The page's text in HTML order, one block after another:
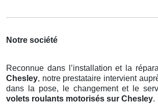
Notre société
Reconnue dans l’installation et la
Chesley, notre prestataire intervient
dans la pose, le changement et le
volets roulants motorisés sur Chesley.